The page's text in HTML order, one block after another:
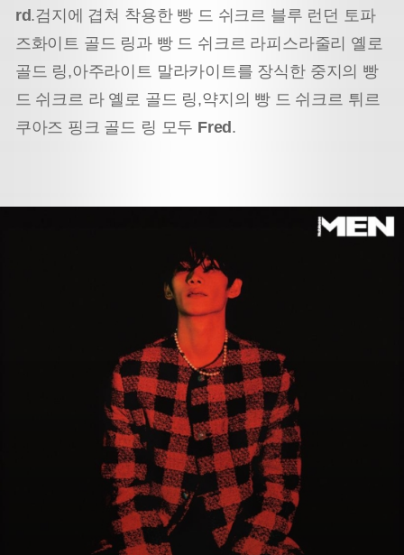
rd.검지에 겹쳐 착용한 빵 드 쉬크르 블루 런던 토파
즈화이트 골드 링과 빵 드 쉬크르 라피스라줄리 옐로
골드 링,아주라이트 말라카이트를 장식한 중지의 빵
드 쉬크르 라 옐로 골드 링,약지의 빵 드 쉬크르 튀르
쿠아즈 핑크 골드 링 모두 Fred .